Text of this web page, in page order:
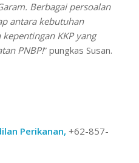
Berbagai persoalan
antara kebutuhan
KKP yang
PNBP!” pungkas Susan.
Perikanan, +62-857-